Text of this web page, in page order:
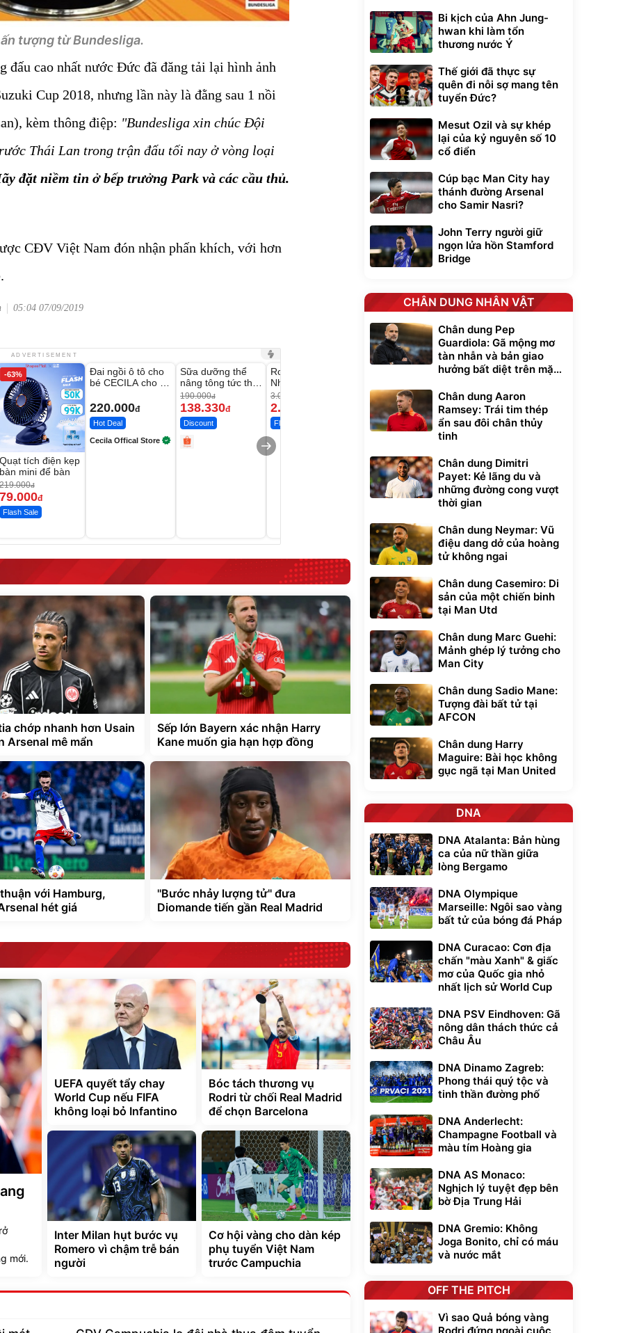
tượng từ Bundesliga.
đấu cao nhất nước Đức đã đăng tải lại hình ảnh
Cup 2018, nhưng lần này là đằng sau 1 nồi
kèm thông điệp: "Bundesliga xin chúc Đội
Thái Lan trong trận đấu tối nay ở vòng loại
đặt niềm tin ở bếp trưởng Park và các cầu thủ.
CĐV Việt Nam đón nhận phấn khích, với hơn
05:04 07/09/2019
ADVERTISEMENT
-63%
Quạt tích điện kẹp
bàn mini để bàn
219.000đ
79.000đ
Flash Sale
Đai ngồi ô tô cho
bé CECILA cho bé
220.000đ
Hot Deal
Cecila Offical Store
-27%
Sữa dưỡng thể
nâng tông tức thì
Vaseline Body
190.000đ
138.330đ
Discount
Robot Hút Bụi Lau
Nhà - D2-001 -
Thông Minh
3.000.000
2.200.000
Flash Sale
Unmute
9066 Size
20/24/28 Cao Cấp
1.000.000đ
825.000đ
Flash Sale
Lót ghế ôtô, nâng
lưng chống nóng
giúp thoải mái
trong di chuyển
295.000 đ
Đã bán nhiều
chớp nhanh hơn Usain
Arsenal mê mẩn
Sếp lớn Bayern xác nhận Harry
Kane muốn gia hạn hợp đồng
với Hamburg,
hét giá
''Bước nhảy lượng tử'' đưa
Diomande tiến gần Real Madrid
mới.
UEFA quyết tẩy chay
World Cup nếu FIFA
không loại bỏ Infantino
Bóc tách thương vụ
Rodri từ chối Real Madrid
để chọn Barcelona
Inter Milan hụt bước vụ
Romero vì chậm trễ bán
người
Cơ hội vàng cho dàn kép
phụ tuyển Việt Nam
trước Campuchia
Bi kịch của Ahn Jung-
hwan khi làm tổn
thương nước Ý
Thế giới đã thực sự
quên đi nỗi sợ mang tên
tuyển Đức?
Mesut Ozil và sự khép
lại của kỷ nguyên số 10
cổ điển
Cúp bạc Man City hay
thánh đường Arsenal
cho Samir Nasri?
John Terry người giữ
ngọn lửa hồn Stamford
Bridge
CHÂN DUNG NHÂN VẬT
Chân dung Pep
Guardiola: Gã mộng mơ
tàn nhẫn và bản giao
hưởng bất diệt trên mặt
Chân dung Aaron
Ramsey: Trái tim thép
ẩn sau đôi chân thủy
tinh
Chân dung Dimitri
Payet: Kẻ lãng du và
những đường cong vượt
thời gian
Chân dung Neymar: Vũ
điệu dang dở của hoàng
tử không ngai
Chân dung Casemiro: Di
sản của một chiến binh
tại Man Utd
Chân dung Marc Guehi:
Mảnh ghép lý tưởng cho
Man City
Chân dung Sadio Mane:
Tượng đài bất tử tại
AFCON
Chân dung Harry
Maguire: Bài học không
gục ngã tại Man United
DNA
DNA Atalanta: Bản hùng
ca của nữ thần giữa
lòng Bergamo
DNA Olympique
Marseille: Ngôi sao vàng
bất tử của bóng đá Pháp
DNA Curacao: Cơn địa
chấn "màu Xanh" & giấc
mơ của Quốc gia nhỏ
nhất lịch sử World Cup
DNA PSV Eindhoven: Gã
nông dân thách thức cả
Châu Âu
DNA Dinamo Zagreb:
Phong thái quý tộc và
tinh thần đường phố
DNA Anderlecht:
Champagne Football và
màu tím Hoàng gia
DNA AS Monaco:
Nghịch lý tuyệt đẹp bên
bờ Địa Trung Hải
DNA Gremio: Không
Joga Bonito, chỉ có máu
và nước mắt
OFF THE PITCH
Vì sao Quả bóng vàng